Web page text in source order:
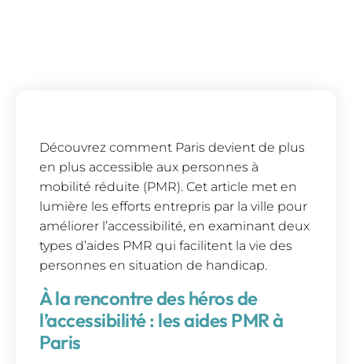
Découvrez comment Paris devient de plus
en plus accessible aux personnes à
mobilité réduite (PMR). Cet article met en
lumière les efforts entrepris par la ville pour
améliorer l’accessibilité, en examinant deux
types d’aides PMR qui facilitent la vie des
personnes en situation de handicap.
À la rencontre des héros de
l’accessibilité : les aides PMR à
Paris